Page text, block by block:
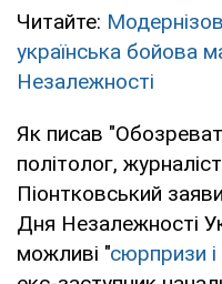
Читайте:
українська
Незалежності
Як писав
політолог,
Піонтковський
Дня Незалежності
можливі "сюрпризи і